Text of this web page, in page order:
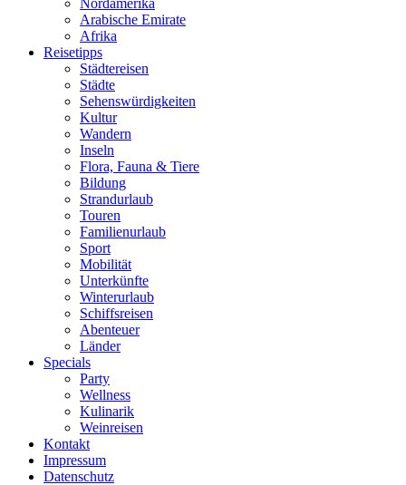
Nordamerika
Arabische Emirate
Afrika
Reisetipps
Städtereisen
Städte
Sehenswürdigkeiten
Kultur
Wandern
Inseln
Flora, Fauna & Tiere
Bildung
Strandurlaub
Touren
Familienurlaub
Sport
Mobilität
Unterkünfte
Winterurlaub
Schiffsreisen
Abenteuer
Länder
Specials
Party
Wellness
Kulinarik
Weinreisen
Kontakt
Impressum
Datenschutz